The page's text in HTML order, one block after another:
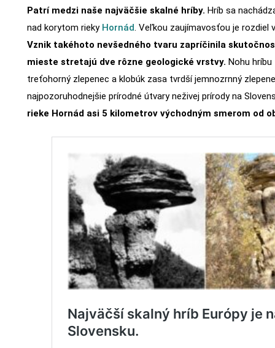
Patrí medzi naše najväčšie skalné hríby. Hríb sa
nad korytom rieky Hornád. Veľkou zaujímavosťou je rozdiel
Vznik takéhoto nevšedného tvaru zapríčinila
mieste stretajú dve rôzne geologické vrstvy. Nohu
treťohorný zlepenec a klobúk zasa tvrdší jemnozrnný
najpozoruhodnejšie prírodné útvary neživej prírody na
rieke Hornád asi 5 kilometrov východným smerom od